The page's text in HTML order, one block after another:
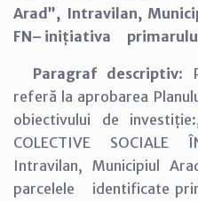
Arad”, Intravilan,
FN– inițiativa
Paragraf descriptiv:
referă la aprobarea
obiectivului de
COLECTIVE SOCIALE
Intravilan, Municipiul
parcelele identificate